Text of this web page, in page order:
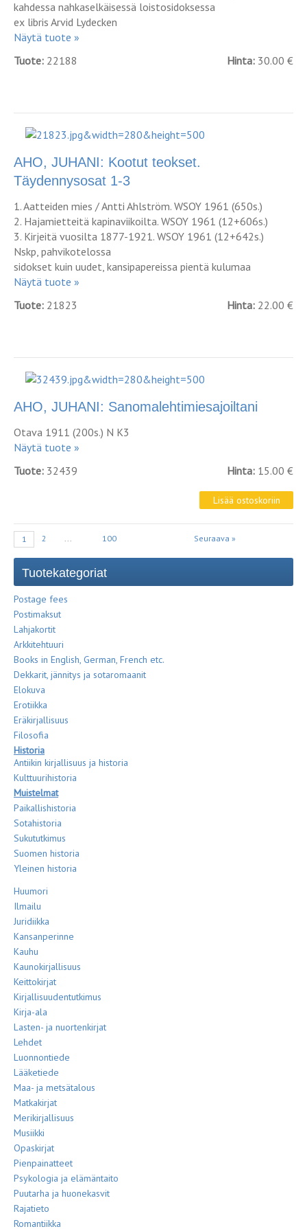
kahdessa nahkaselkäisessä loistosidoksessa
ex libris Arvid Lydecken
Näytä tuote »
Tuote: 22188 Hinta: 30.00 €
AHO, JUHANI: Kootut teokset.
Täydennysosat 1-3
1. Aatteiden mies / Antti Ahlström. WSOY 1961 (650s.)
2. Hajamietteitä kapinaviikoilta. WSOY 1961 (12+606s.)
3. Kirjeitä vuosilta 1877-1921. WSOY 1961 (12+642s.)
Nskp, pahvikotelossa
sidokset kuin uudet, kansipapereissa pientä kulumaa
Näytä tuote »
Tuote: 21823 Hinta: 22.00 €
AHO, JUHANI: Sanomalehtimiesajoiltani
Otava 1911 (200s.) N K3
Näytä tuote »
Tuote: 32439 Hinta: 15.00 €
1 2 ... 100 Seuraava »
Tuotekategoriat
Postage fees
Postimaksut
Lahjakortit
Arkkitehtuuri
Books in English, German, French etc.
Dekkarit, jännitys ja sotaromaanit
Elokuva
Erotiikka
Eräkirjallisuus
Filosofia
Historia
Antiikin kirjallisuus ja historia
Kulttuurihistoria
Muistelmat
Paikallishistoria
Sotahistoria
Sukututkimus
Suomen historia
Yleinen historia
Huumori
Ilmailu
Juridiikka
Kansanperinne
Kauhu
Kaunokirjallisuus
Keittokirjat
Kirjallisuudentutkimus
Kirja-ala
Lasten- ja nuortenkirjat
Lehdet
Luonnontiede
Lääketiede
Maa- ja metsätalous
Matkakirjat
Merikirjallisuus
Musiikki
Opaskirjat
Pienpainatteet
Psykologia ja elämäntaito
Puutarha ja huonekasvit
Rajatieto
Romantiikka